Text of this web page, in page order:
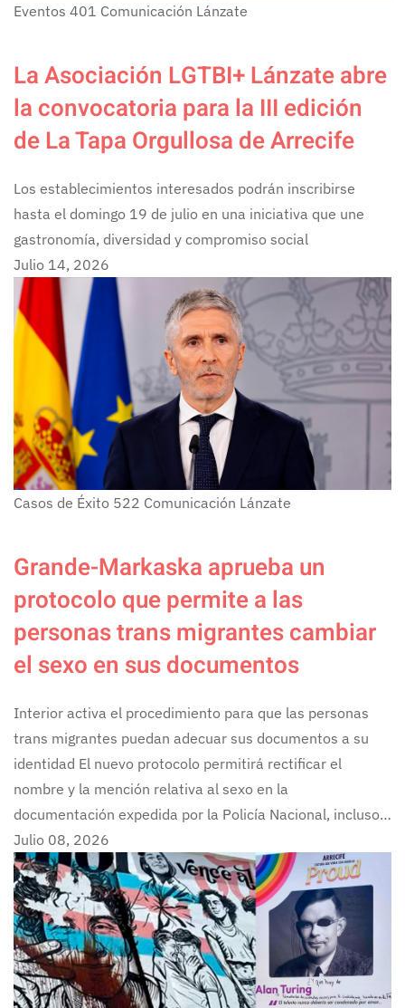
Eventos 401 Comunicación Lánzate
La Asociación LGTBI+ Lánzate abre
la convocatoria para la III edición
de La Tapa Orgullosa de Arrecife
Los establecimientos interesados podrán inscribirse
hasta el domingo 19 de julio en una iniciativa que une
gastronomía, diversidad y compromiso social
Julio 14, 2026
Casos de Éxito 522 Comunicación Lánzate
Grande-Markaska aprueba un
protocolo que permite a las
personas trans migrantes cambiar
el sexo en sus documentos
Interior activa el procedimiento para que las personas
trans migrantes puedan adecuar sus documentos a su
identidad El nuevo protocolo permitirá rectificar el
nombre y la mención relativa al sexo en la
documentación expedida por la Policía Nacional, incluso…
Julio 08, 2026